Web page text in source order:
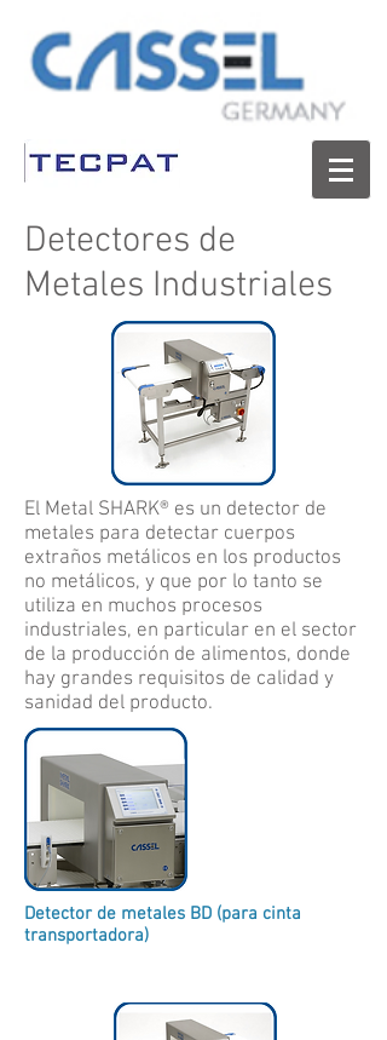
Detectores de
Metales Industriales
El Metal SHARK® es un detector de
metales para detectar cuerpos
extraños metálicos en los productos
no metálicos, y que por lo tanto se
utiliza en muchos procesos
industriales, en particular en el sector
de la producción de alimentos, donde
hay grandes requisitos de calidad y
sanidad del producto.
Detector de metales BD (para cinta
transportadora)